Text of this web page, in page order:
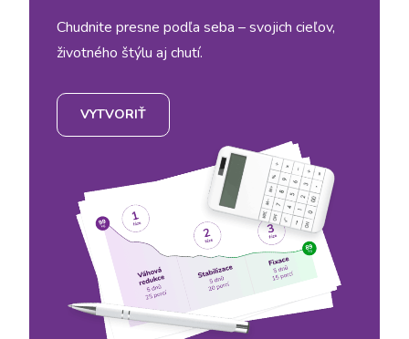
Chudnite presne podľa seba – svojich cieľov,
životného štýlu aj chutí.
VYTVORIŤ